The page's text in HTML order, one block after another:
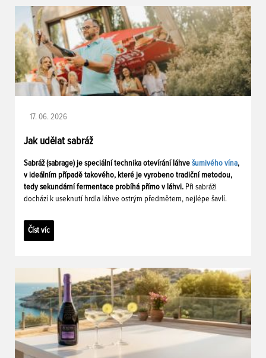
17. 06. 2026
Jak udělat sabráž
Sabráž (sabrage) je speciální technika otevírání láhve šumivého vína,
v ideálním případě takového, které je vyrobeno tradiční metodou,
tedy sekundární fermentace probíhá přímo v láhvi. Při sabráži
dochází k useknutí hrdla láhve ostrým předmětem, nejlépe šavlí.
Číst víc